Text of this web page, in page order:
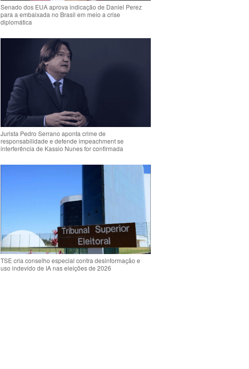
Senado dos EUA aprova indicação de Daniel Perez
para a embaixada no Brasil em meio a crise
diplomática
Jurista Pedro Serrano aponta crime de
responsabilidade e defende impeachment se
interferência de Kassio Nunes for confirmada
TSE cria conselho especial contra desinformação e
uso indevido de IA nas eleições de 2026